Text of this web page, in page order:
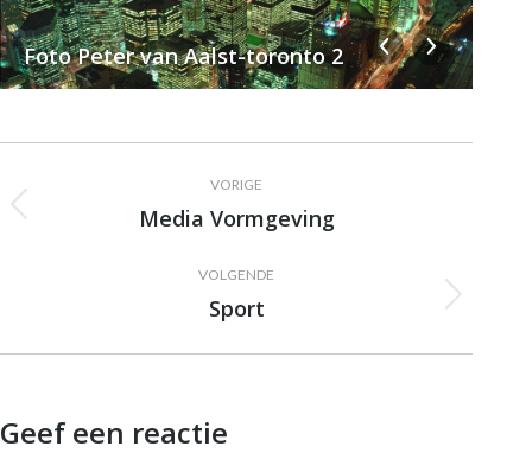
Foto Peter van Aalst-toronto 2
Albumnavigatie
VORIGE
Vorig
Media Vormgeving
VOLGENDE
Volgende
Sport
Geef een reactie